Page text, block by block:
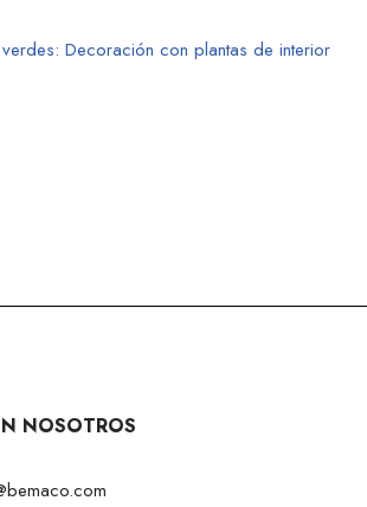
Decoración con plantas de interior
NOSOTROS